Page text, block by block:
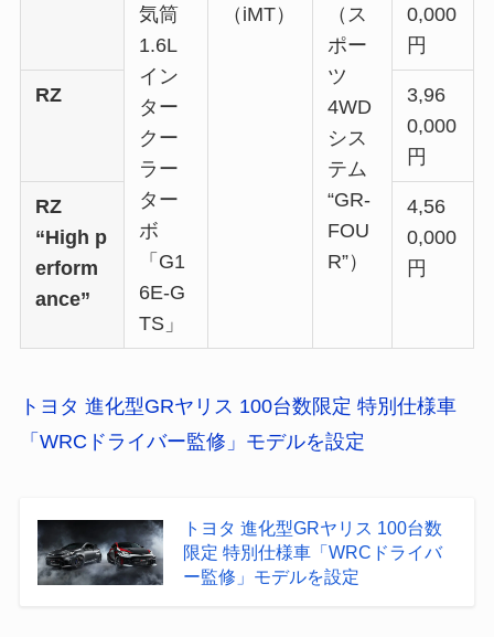
気筒
1.6L
イン
ター
クー
ラー
ター
ボ
「G1
6E-G
TS」
（iMT）
（ス
ポー
ツ
4WD
シス
テム
“GR-
FOU
R”）
0,000
円
RZ
3,96
0,000
円
RZ
“High p
erform
ance”
4,56
0,000
円
トヨタ 進化型GRヤリス 100台数限定 特別仕様車
「WRCドライバー監修」モデルを設定
トヨタ 進化型GRヤリス 100台数
限定 特別仕様車「WRCドライバ
ー監修」モデルを設定